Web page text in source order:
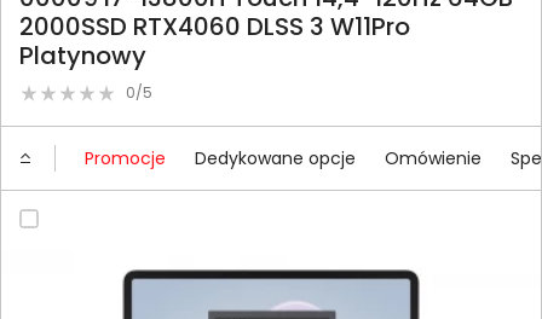
2000SSD RTX4060 DLSS 3 W11Pro
Platynowy
0/5
Promocje Dedykowane opcje Omówienie